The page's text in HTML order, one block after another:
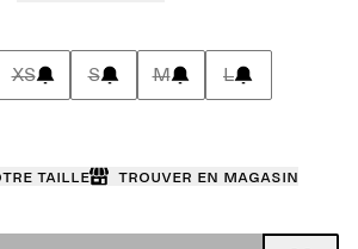
XS S M L
taille Trouver en magasin